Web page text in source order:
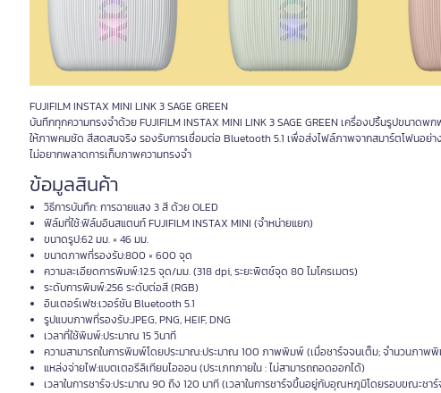
FUJIFILM INSTAX MINI LINK 3 SAGE GREEN
บันทึกทุกความทรงจำด้วย FUJIFILM INSTAX MINI LINK 3 SAGE GREEN เครื่องปริ้นรูปขนาด
ให้ภาพคมชัด สีสดสมจริง รองรับการเชื่อมต่อ Bluetooth 5.1 เพื่อส่งไฟล์ภาพจากสมาร์ตโฟนอ
ไม่อยากพลาดการเก็บภาพความทรงจำ
ข้อมูลสินค้า
วิธีการบันทึก: การฉายแสง 3 สี ด้วย OLED
ฟิล์มที่ใช้:ฟิล์มอินสแตนท์ FUJIFILM INSTAX MINI (จำหน่ายแยก)
ขนาดรูป:62 มม. × 46 มม.
ขนาดภาพที่รองรับ:800 × 600 จุด
ความละเอียดการพิมพ์:12.5 จุด/มม. (318 dpi, ระยะพิตช์จุด 80 ไมโครเมตร)
ระดับการพิมพ์:256 ระดับต่อสี (RGB)
อินเตอร์เฟซ:เวอร์ชัน Bluetooth 5.1
รูปแบบภาพที่รองรับ:JPEG, PNG, HEIF, DNG
เวลาที่ใช้พิมพ์:ประมาณ 15 วินาที
ความสามารถในการพิมพ์โดยประมาณ:ประมาณ 100 ภาพพิมพ์ (เมื่อชาร์จจนเต็ม; จํานวนภาพพิ
แหล่งจ่ายไฟ:แบตเตอรีลิเทียมไอออน (ประเภทภายใน : ไม่สามารถถอดออกได้)
เวลาในการชาร์จ:ประมาณ 90 ถึง 120 นาที (เวลาในการชาร์จขึ้นอยู่กับอุณหภูมิโดยรอบขณะชาร์